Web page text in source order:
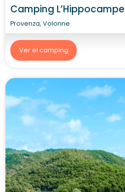
Camping L’Hippocampe
Provenza, Volonne
Ver el camping